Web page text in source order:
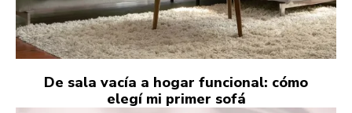
De sala vacía a hogar funcional: cómo
elegí mi primer sofá